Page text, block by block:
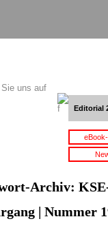
uns auf
Editorial
Archiv:
| Nummer